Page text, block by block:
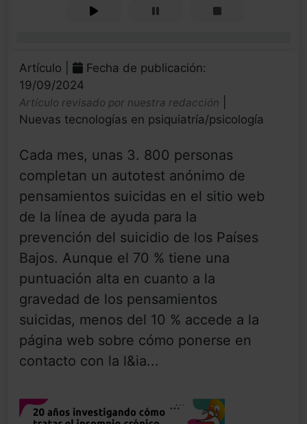
Artículo |
Fecha de publicación:
19/09/2024
Artículo revisado por nuestra redacción
Nuevas tecnologías en psiquiatría/psicología
Cada mes, unas 3. 800 personas
completan un autotest anónimo de
pensamientos suicidas en el sitio web
de la línea de ayuda para la
prevención del suicidio de los Países
Bajos. Aunque el 70 % tiene una
puntuación alta en cuanto a la
gravedad de los pensamientos
suicidas, menos del 10 % accede a la
página web sobre cómo ponerse en
contacto con la l&ia...